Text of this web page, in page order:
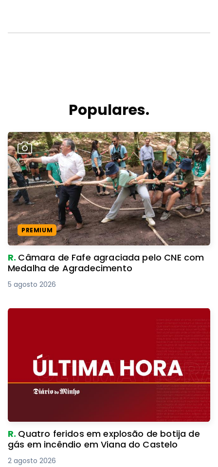
Populares.
PREMIUM
R. Câmara de Fafe agraciada pelo CNE com
Medalha de Agradecimento
5 agosto 2026
R. Quatro feridos em explosão de botija de
gás em incêndio em Viana do Castelo
2 agosto 2026